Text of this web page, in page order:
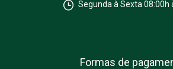
Segunda à Sexta 08:00h
Formas de